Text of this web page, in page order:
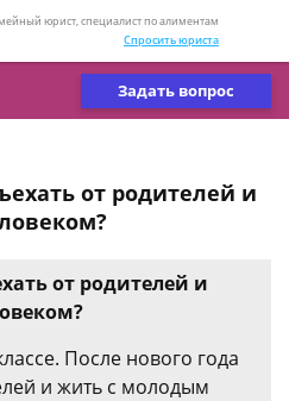
юрист, специалист по алиментам
Спросить юриста
Задать вопрос
от родителей и
от родителей и
После нового года
и жить с молодым